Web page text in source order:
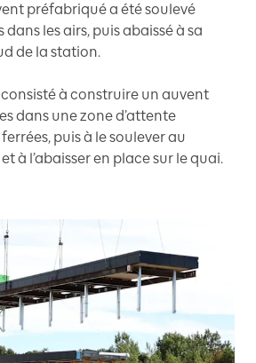
préfabriqué a été soulevé
dans les airs, puis abaissé à sa
de la station.
à construire un auvent
dans une zone d’attente
puis à le soulever au
à l’abaisser en place sur le quai.